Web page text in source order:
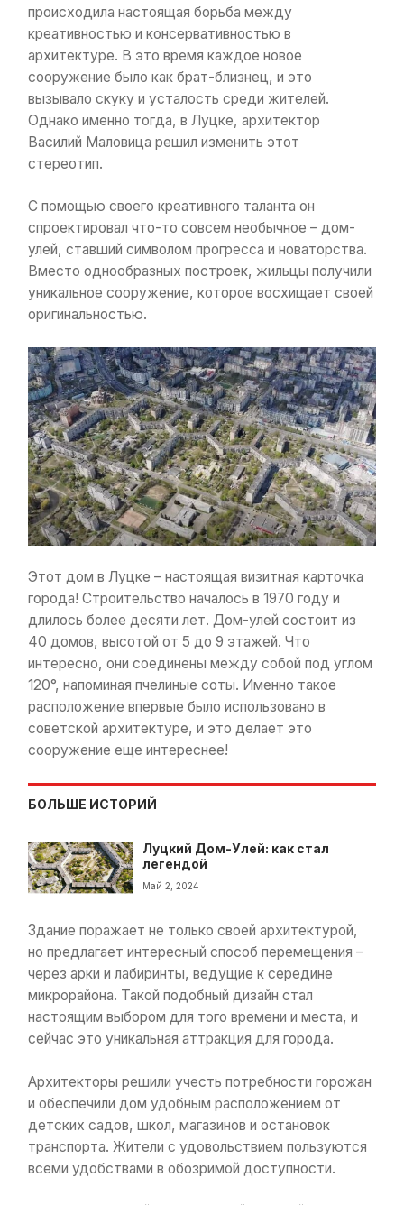
происходила настоящая борьба между
креативностью и консервативностью в
архитектуре. В это время каждое новое
сооружение было как брат-близнец, и это
вызывало скуку и усталость среди жителей.
Однако именно тогда, в Луцке, архитектор
Василий Маловица решил изменить этот
стереотип.
С помощью своего креативного таланта он
спроектировал что-то совсем необычное – дом-
улей, ставший символом прогресса и новаторства.
Вместо однообразных построек, жильцы получили
уникальное сооружение, которое восхищает своей
оригинальностью.
Этот дом в Луцке – настоящая визитная карточка
города! Строительство началось в 1970 году и
длилось более десяти лет. Дом-улей состоит из
40 домов, высотой от 5 до 9 этажей. Что
интересно, они соединены между собой под углом
120°, напоминая пчелиные соты. Именно такое
расположение впервые было использовано в
советской архитектуре, и это делает это
сооружение еще интереснее!
БОЛЬШЕ ИСТОРИЙ
Луцкий Дом-Улей: как стал
легендой
Май 2, 2024
Здание поражает не только своей архитектурой,
но предлагает интересный способ перемещения –
через арки и лабиринты, ведущие к середине
микрорайона. Такой подобный дизайн стал
настоящим выбором для того времени и места, и
сейчас это уникальная аттракция для города.
Архитекторы решили учесть потребности горожан
и обеспечили дом удобным расположением от
детских садов, школ, магазинов и остановок
транспорта. Жители с удовольствием пользуются
всеми удобствами в обозримой доступности.